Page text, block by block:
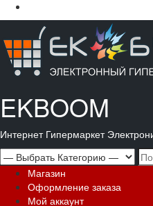
заказа
EKBOOM
Интернет Гипермаркет
for:
Основное
меню
Магазин
Оформление заказа
Мой аккаунт